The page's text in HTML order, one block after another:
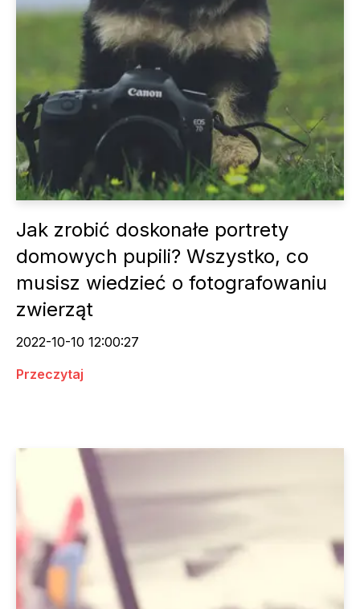
Jak zrobić doskonałe portrety
domowych pupili? Wszystko, co
musisz wiedzieć o fotografowaniu
zwierząt
2022-10-10 12:00:27
Przeczytaj